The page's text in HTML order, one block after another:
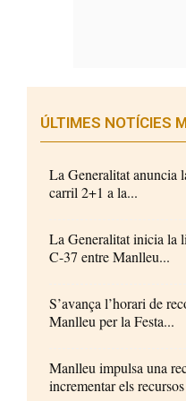
ÚLTIMES NOTÍCIES
La Generalitat anuncia
carril 2+1 a la...
La Generalitat inicia la
C-37 entre Manlleu...
S’avança l’horari de
Manlleu per la Festa...
Manlleu impulsa una
incrementar els